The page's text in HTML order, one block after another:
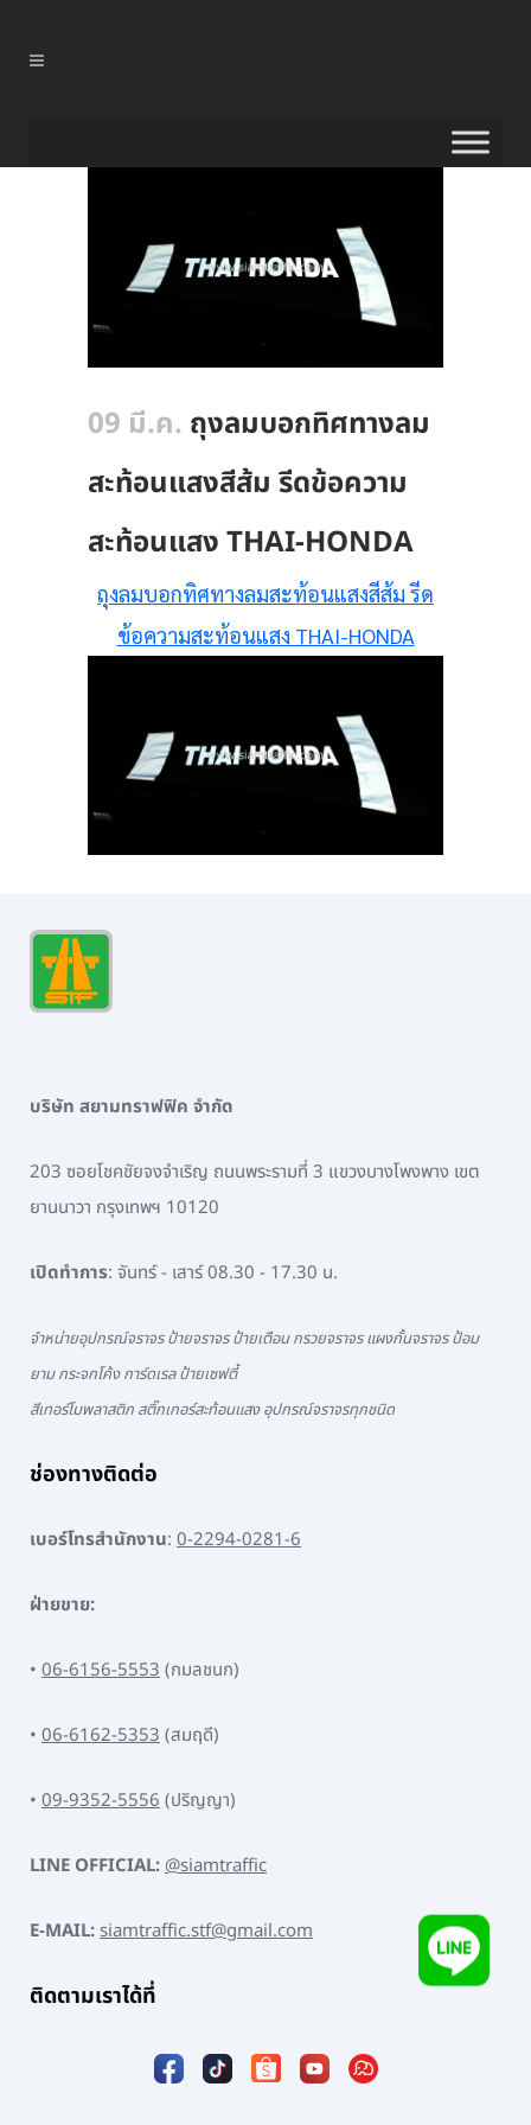
09 มี.ค. ถุงลมบอกทิศทางลม
สะท้อนแสงสีส้ม รีดข้อความ
สะท้อนแสง THAI-HONDA
ถุงลมบอกทิศทางลมสะท้อนแสงสีส้ม รีด
ข้อความสะท้อนแสง THAI-HONDA
บริษัท สยามทราฟฟิค จำกัด
203 ซอยโชคชัยจงจำเริญ ถนนพระรามที่ 3 แขวงบางโพงพาง เขต
ยานนาวา กรุงเทพฯ 10120
เปิดทำการ: จันทร์ - เสาร์ 08.30 - 17.30 น.
จำหน่ายอุปกรณ์จราจร ป้ายจราจร ป้ายเตือน กรวยจราจร แผงกั้นจราจร ป้อม
ยาม กระจกโค้ง การ์ดเรล ป้ายเซฟตี้
สีเทอร์โมพลาสติก สติ๊กเกอร์สะท้อนแสง อุปกรณ์จราจรทุกชนิด
ช่องทางติดต่อ
เบอร์โทรสำนักงาน: 0-2294-0281-6
ฝ่ายขาย:
• 06-6156-5553(กมลชนก)
• 06-6162-5353(สมฤดี)
• 09-9352-5556(ปริญญา)
LINE OFFICIAL:@siamtraffic
E-MAIL:siamtraffic.stf@gmail.com
ติดตามเราได้ที่